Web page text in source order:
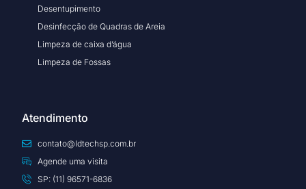
Desentupimento
Desinfecção de Quadras de Areia
Limpeza de caixa d’água
Limpeza de Fossas
Atendimento
contato@ldtechsp.com.br
Agende uma visita
SP: (11) 96571-6836